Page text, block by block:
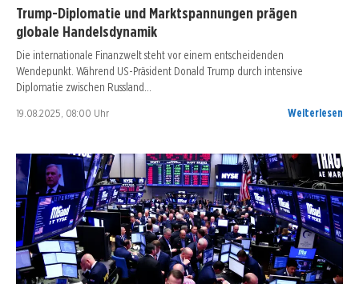
Trump-Diplomatie und Marktspannungen prägen
globale Handelsdynamik
Die internationale Finanzwelt steht vor einem entscheidenden
Wendepunkt. Während US-Präsident Donald Trump durch intensive
Diplomatie zwischen Russland…
19.08.2025, 08:00 Uhr Weiterlesen